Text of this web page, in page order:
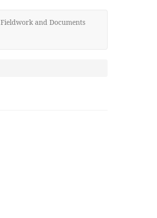
Fieldwork and Documents